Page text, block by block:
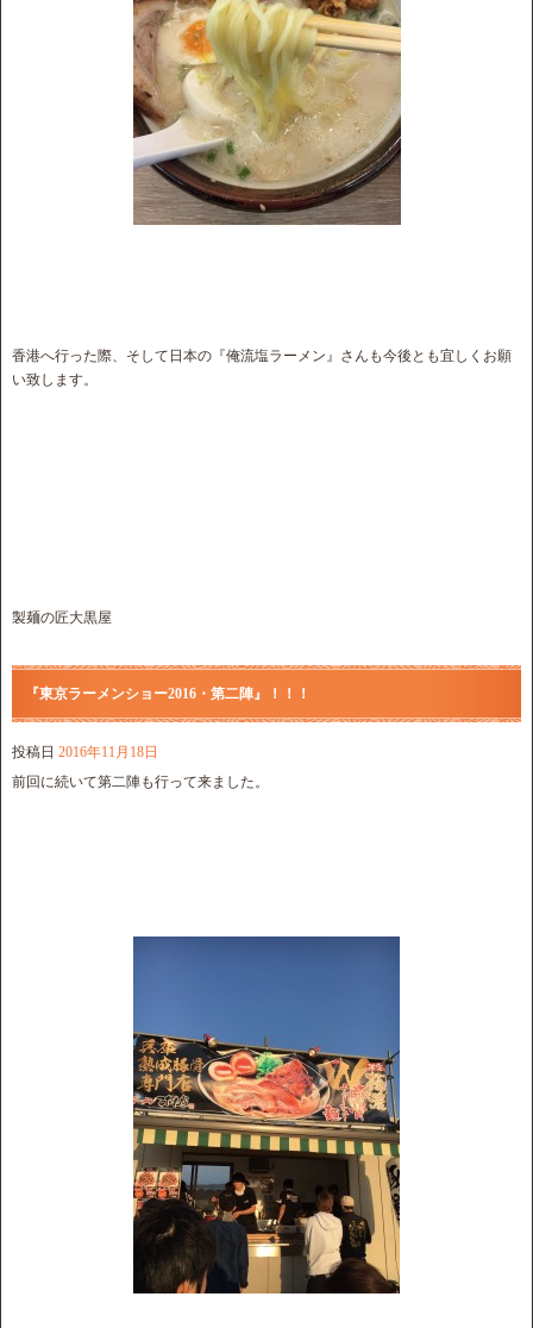
香港へ行った際、そして日本の『俺流塩ラーメン』さんも今後とも宜しくお願
い致します。
製麺の匠大黒屋
『東京ラーメンショー2016・第二陣』！！！
投稿日 2016年11月18日
前回に続いて第二陣も行って来ました。